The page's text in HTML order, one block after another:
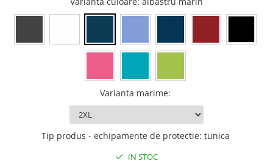
Articole de unica folosinta
Varianta marime:
Tip produs - echipamente de protectie: tunica
IN STOC